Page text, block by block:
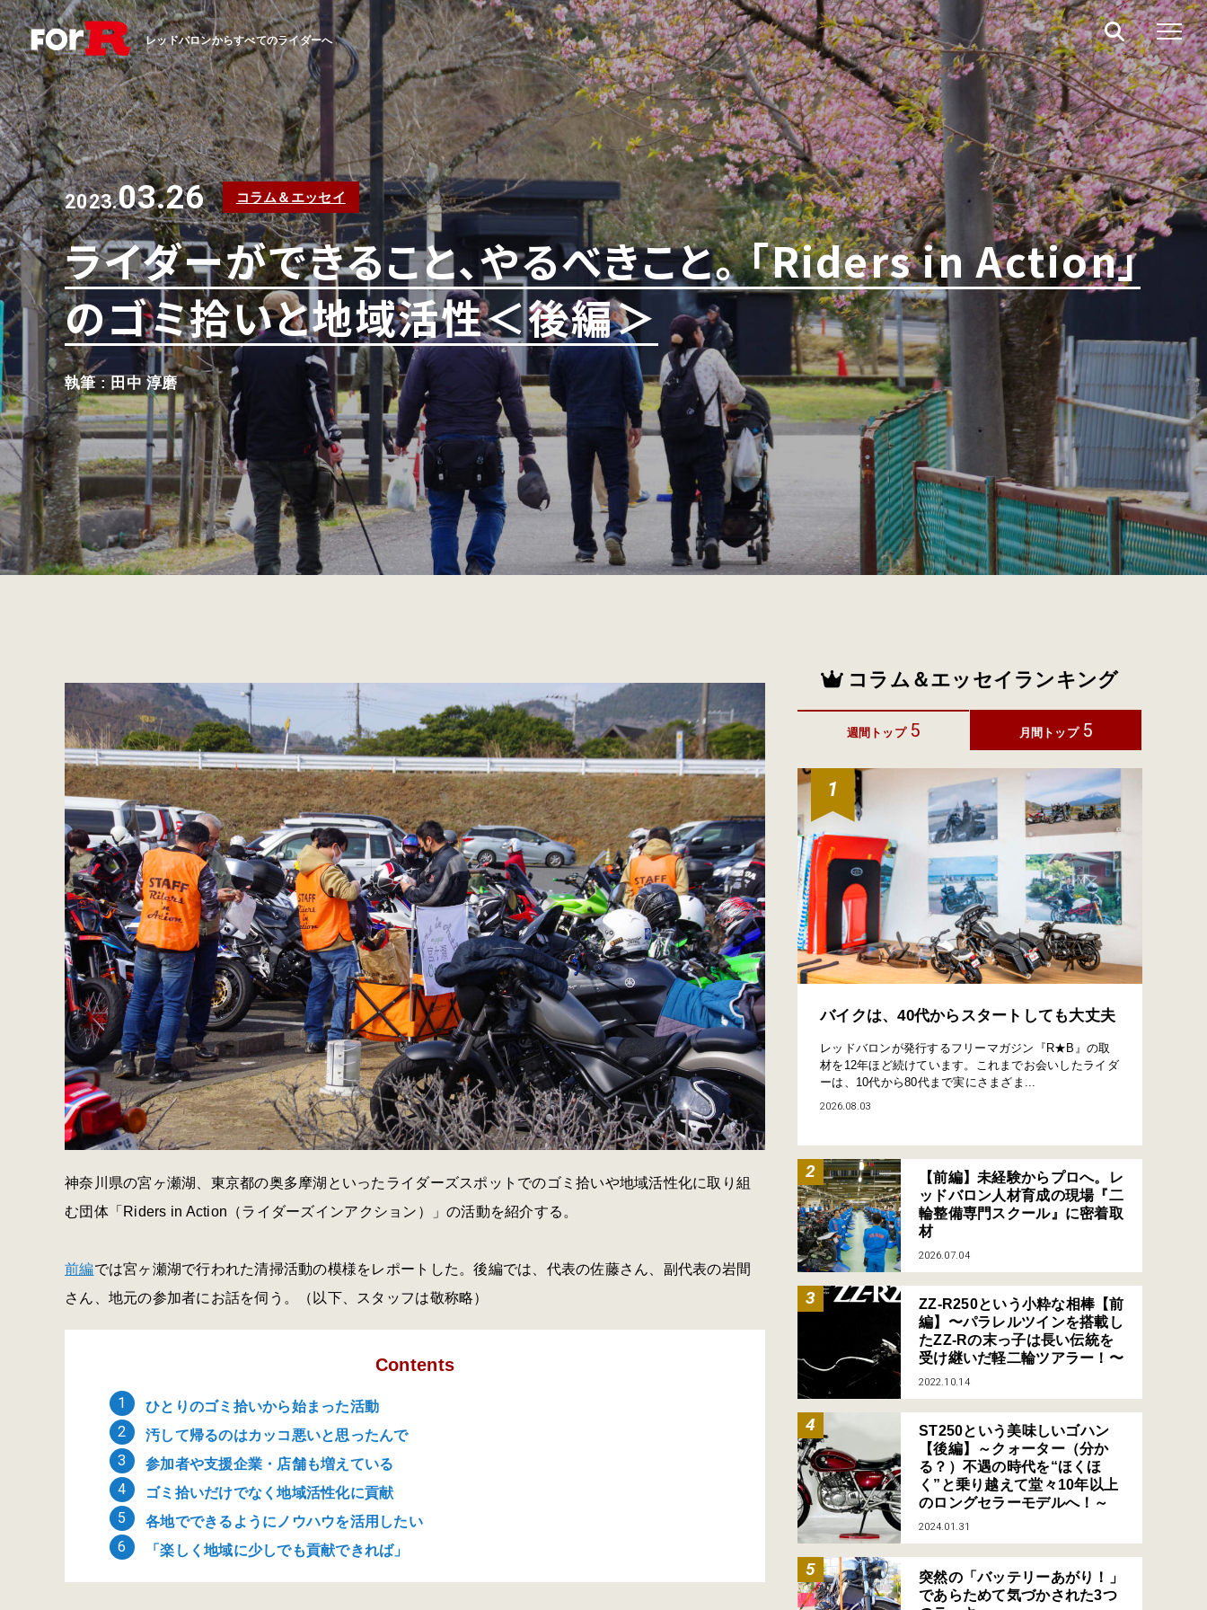
レッドバロンからすべてのライダーへ
2023.03.26 コラム＆エッセイ
ライダーができること、やるべきこと。 「Riders in Action」
のゴミ拾いと地域活性＜後編＞
執筆 : 田中 淳磨
神奈川県の宮ヶ瀬湖、東京都の奥多摩湖といったライダーズスポットでのゴミ拾いや地域活性化に取り組
む団体「Riders in Action（ライダーズインアクション）」の活動を紹介する。
前編では宮ヶ瀬湖で行われた清掃活動の模様をレポートした。後編では、代表の佐藤さん、副代表の岩間
さん、地元の参加者にお話を伺う。（以下、スタッフは敬称略）
Contents
ひとりのゴミ拾いから始まった活動
汚して帰るのはカッコ悪いと思ったんで
参加者や支援企業・店舗も増えている
ゴミ拾いだけでなく地域活性化に貢献
各地でできるようにノウハウを活用したい
「楽しく地域に少しでも貢献できれば」
コラム＆エッセイランキング
週間トップ 5 月間トップ 5
バイクは、40代からスタートしても大丈夫
レッドバロンが発行するフリーマガジン『R★B』の取
材を12年ほど続けています。これまでお会いしたライダ
ーは、10代から80代まで実にさまざま...
2026.08.03
【前編】未経験からプロへ。レ
ッドバロン人材育成の現場『二
輪整備専門スクール』に密着取
材
2026.07.04
ZZ-R250という小粋な相棒【前
編】〜パラレルツインを搭載し
たZZ-Rの末っ子は長い伝統を
受け継いだ軽二輪ツアラー！〜
2022.10.14
ST250という美味しいゴハン
【後編】～クォーター（分か
る？）不遇の時代を“ほくほ
く”と乗り越えて堂々10年以上
のロングセラーモデルへ！～
2024.01.31
突然の「バッテリーあがり！」
であらためて気づかされた3つ